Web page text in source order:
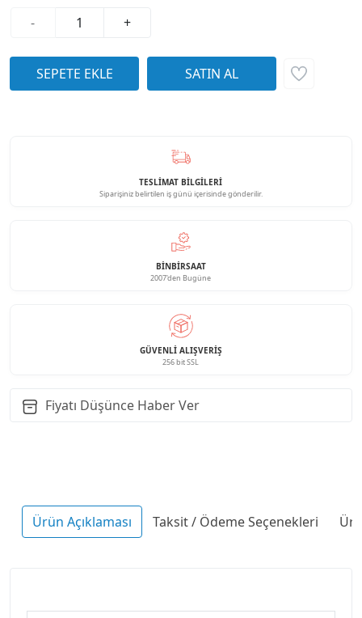
-
+
TESLİMAT BİLGİLERİ
Siparişiniz belirtilen iş günü içerisinde gönderilir.
BINBIRSAAT
2007'den Bugüne
GÜVENLI ALIŞVERIŞ
256 bit SSL
Fiyatı Düşünce Haber Ver
Ürün Açıklaması Taksit / Ödeme Seçenekleri